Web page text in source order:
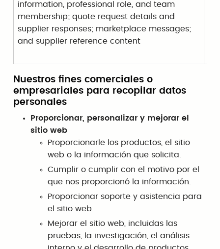
information, professional role, and team
membership; quote request details and
supplier responses; marketplace messages;
and supplier reference content
Nuestros fines comerciales o
empresariales para recopilar datos
personales
Proporcionar, personalizar y mejorar el
sitio web
Proporcionarle los productos, el sitio
web o la información que solicita.
Cumplir o cumplir con el motivo por el
que nos proporcionó la información.
Proporcionar soporte y asistencia para
el sitio web.
Mejorar el sitio web, incluidas las
pruebas, la investigación, el análisis